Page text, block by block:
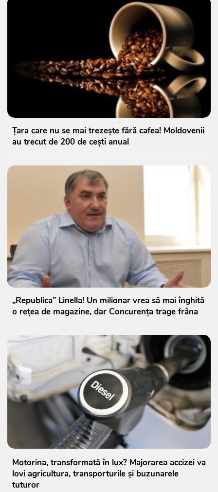
Țara care nu se mai trezește fără cafea! Moldovenii
au trecut de 200 de cești anual
„Republica” Linella! Un milionar vrea să mai înghită
o rețea de magazine, dar Concurența trage frâna
Motorina, transformată în lux? Majorarea accizei va
lovi agricultura, transporturile și buzunarele
tuturor